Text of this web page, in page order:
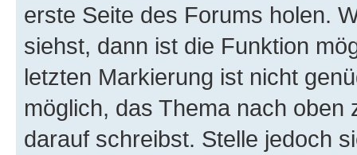
erste Seite des Forums holen.
siehst, dann ist die Funktion
letzten Markierung ist nicht
möglich, das Thema nach oben
darauf schreibst. Stelle jedoch